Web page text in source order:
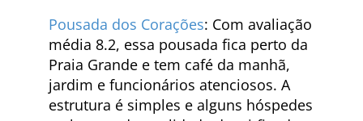
Pousada dos Corações: Com avaliação
média 8.2, essa pousada fica perto da
Praia Grande e tem café da manhã,
jardim e funcionários atenciosos. A
estrutura é simples e alguns hóspedes